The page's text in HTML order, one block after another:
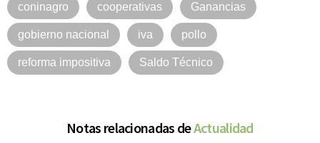
coninagro cooperativas Ganancias
gobierno nacional iva pollo
reforma impositiva Saldo Técnico
Notas relacionadas deActualidad